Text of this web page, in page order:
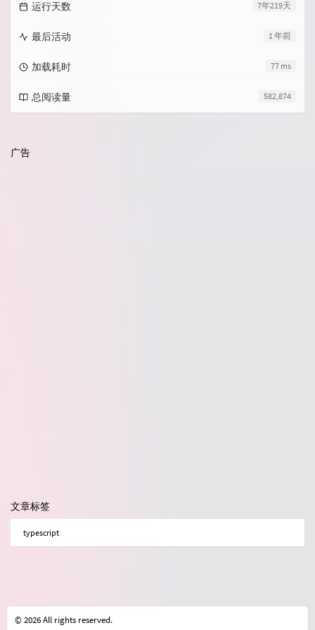
7年219天
运行天数
1 年前
最后活动
77 ms
加载耗时
582,874
总阅读量
广告
文章标签
typescript
© 2026 All rights reserved.